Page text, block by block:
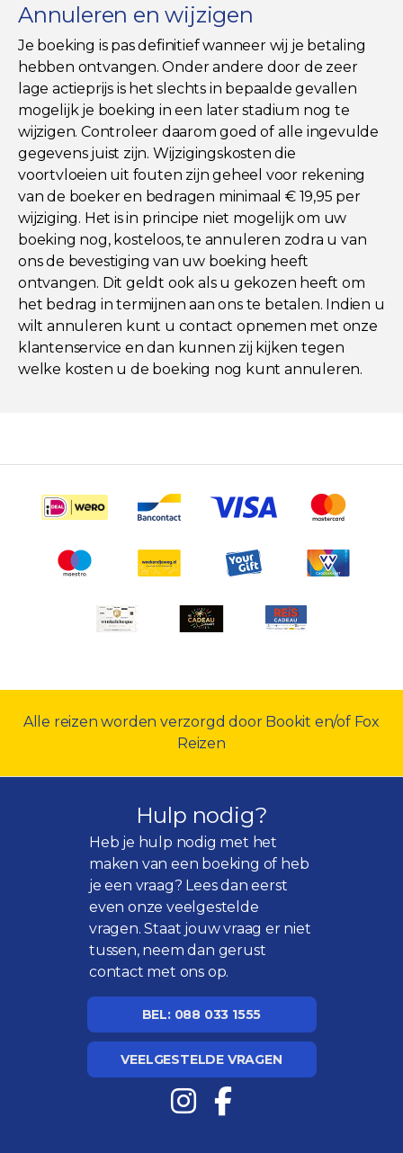
Annuleren en wijzigen
Je boeking is pas definitief wanneer wij je betaling
hebben ontvangen. Onder andere door de zeer
lage actieprijs is het slechts in bepaalde gevallen
mogelijk je boeking in een later stadium nog te
wijzigen. Controleer daarom goed of alle ingevulde
gegevens juist zijn. Wijzigingskosten die
voortvloeien uit fouten zijn geheel voor rekening
van de boeker en bedragen minimaal € 19,95 per
wijziging. Het is in principe niet mogelijk om uw
boeking nog, kosteloos, te annuleren zodra u van
ons de bevestiging van uw boeking heeft
ontvangen. Dit geldt ook als u gekozen heeft om
het bedrag in termijnen aan ons te betalen. Indien u
wilt annuleren kunt u contact opnemen met onze
klantenservice en dan kunnen zij kijken tegen
welke kosten u de boeking nog kunt annuleren.
Alle reizen worden verzorgd door Bookit en/of Fox
Reizen
Hulp nodig?
Heb je hulp nodig met het
maken van een boeking of heb
je een vraag? Lees dan eerst
even onzeveelgestelde
vragen. Staat jouw vraag er niet
tussen, neem dan gerust
contact met ons op.
BEL: 088 033 1555
VEELGESTELDE VRAGEN